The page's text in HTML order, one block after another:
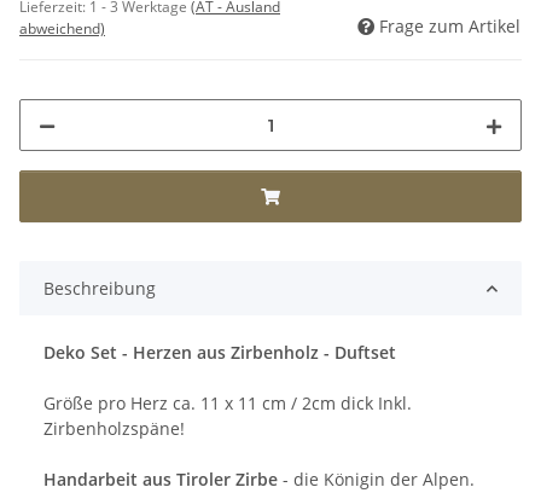
Lieferzeit: 1 - 3 Werktage (AT - Ausland
abweichend)
Frage zum Artikel
Beschreibung
Deko Set - Herzen aus Zirbenholz - Duftset
Größe pro Herz ca. 11 x 11 cm / 2cm dick Inkl.
Zirbenholzspäne!
Handarbeit aus Tiroler Zirbe - die Königin der Alpen.